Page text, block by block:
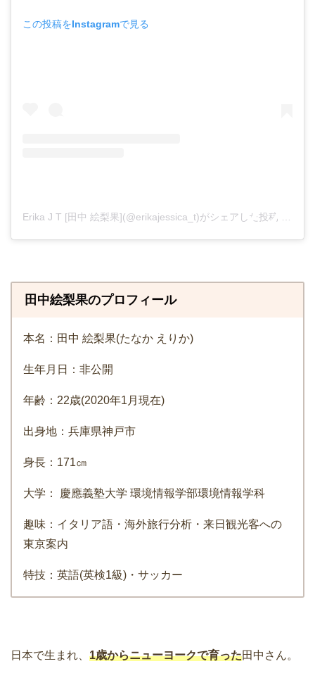
この投稿をInstagramで見る
Erika J T [田中 絵梨果](@erikajessica_t)がシェアした投稿
田中絵梨果のプロフィール
本名：田中 絵梨果(たなか えりか)
生年月日：非公開
年齢：22歳(2020年1月現在)
出身地：兵庫県神戸市
身長：171㎝
大学： 慶應義塾大学 環境情報学部環境情報学科
趣味：イタリア語・海外旅行分析・来日観光客への
東京案内
特技：英語(英検1級)・サッカー
日本で生まれ、 1歳からニューヨークで育った田中さん。